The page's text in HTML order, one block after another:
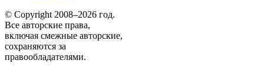
© Copyright 2008–2026 год.
Все авторские права,
включая смежные авторские,
сохраняются за
правообладателями.